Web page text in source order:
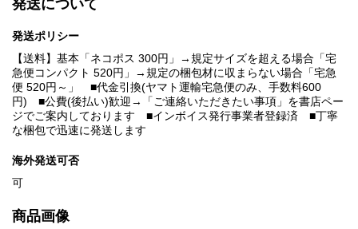
発送について
発送ポリシー
【送料】基本「ネコポス 300円」→規定サイズを超える場合「宅
急便コンパクト 520円」→規定の梱包材に収まらない場合「宅急
便 520円～」 ■代金引換(ヤマト運輸宅急便のみ、手数料600
円) ■公費(後払い)歓迎→「ご連絡いただきたい事項」を書店ペー
ジでご案内しております ■インボイス発行事業者登録済 ■丁寧
な梱包で迅速に発送します
海外発送可否
可
商品画像